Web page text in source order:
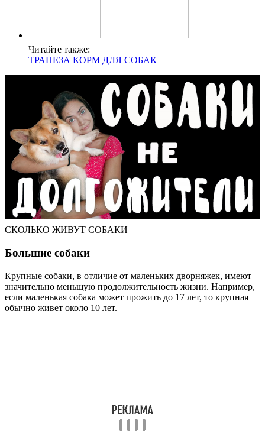
Читайте также:
ТРАПЕЗА КОРМ ДЛЯ СОБАК
СКОЛЬКО ЖИВУТ СОБАКИ
Большие собаки
Крупные собаки, в отличие от маленьких дворняжек, имеют
значительно меньшую продолжительность жизни. Например,
если маленькая собака может прожить до 17 лет, то крупная
обычно живет около 10 лет.